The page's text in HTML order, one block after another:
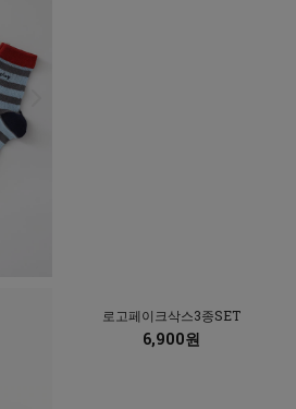
로고페이크삭스3종SET
6,900원